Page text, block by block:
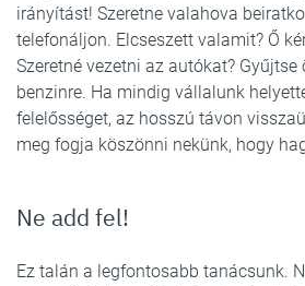
irányítást! Szeretne valahova
telefonáljon. Elcseszett valamit? Ő
Szeretné vezetni az autókat? Gyűjtse
benzinre. Ha mindig vállalunk
felelősséget, az hosszú távon
meg fogja köszönni nekünk, hogy
Ne add fel!
Ez talán a legfontosabb tanácsunk.